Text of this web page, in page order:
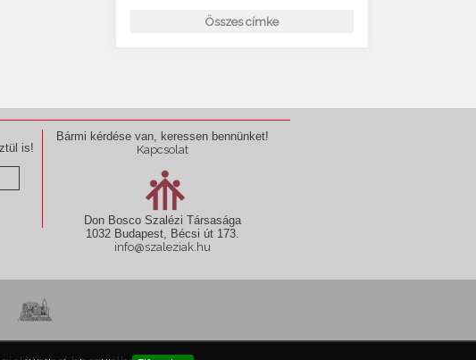
Összes címke
is!
Bármi kérdése van, keressen bennünket!
Kapcsolat
Don Bosco Szalézi Társasága
1032 Budapest, Bécsi út 173.
info@szaleziak.hu